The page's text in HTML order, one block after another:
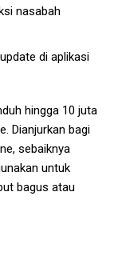
nasabah
di aplikasi
hingga 10 juta
Dianjurkan bagi
sebaiknya
untuk
bagus atau